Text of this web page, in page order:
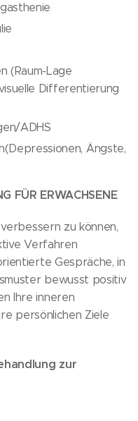
(Raum-Lage
Differentierung
ADHS
Ängste,
FÜR ERWACHSENE
zu können,
Verfahren
Gespräche, in
bewusst positiv
Ihre inneren
persönlichen Ziele
zur